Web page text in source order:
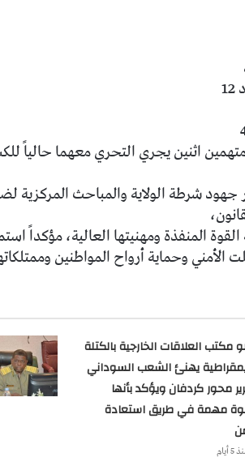
اثنين يجري التحري معهما حالياً
جهود شرطة الولاية والمباحث
المنفذة ومهنيتها العالية، مؤكداً
الأمني وحماية أرواح المواطنين
مكتب العلاقات الخارجية بالكتلة
يهنئ الشعب السوداني
محور كردفان ويؤكد بأنها
مهمة في طريق استعادة
أيام